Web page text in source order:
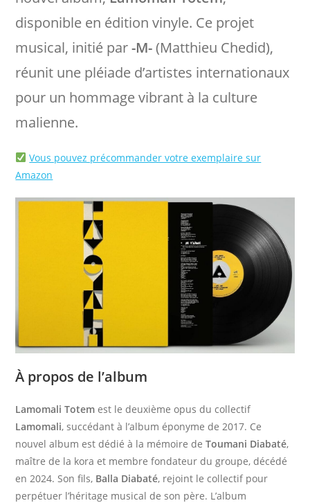
disponible en édition vinyle. Ce projet
musical, initié par-M-(Matthieu Chedid),
réunit une pléiade d’artistes internationaux
pour un hommage vibrant à la culture
malienne.​
Vous pouvez précommander votre exemplaire sur
Amazon
À propos de l’album
Lamomali Totem est le deuxième opus du collectif
Lamomali, succédant à l’album éponyme de 2017. Ce
nouvel album est dédié à la mémoire deToumani Diabaté,
maître de la kora et membre fondateur du groupe, décédé
en 2024. Son fils, Balla Diabaté, rejoint le collectif pour
perpétuer l’héritage musical de son père. L’album